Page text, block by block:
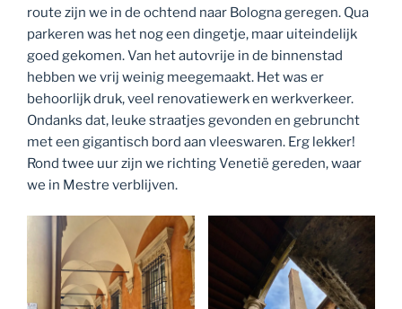
route zijn we in de ochtend naar Bologna geregen. Qua
parkeren was het nog een dingetje, maar uiteindelijk
goed gekomen. Van het autovrije in de binnenstad
hebben we vrij weinig meegemaakt. Het was er
behoorlijk druk, veel renovatiewerk en werkverkeer.
Ondanks dat, leuke straatjes gevonden en gebruncht
met een gigantisch bord aan vleeswaren. Erg lekker!
Rond twee uur zijn we richting Venetië gereden, waar
we in Mestre verblijven.